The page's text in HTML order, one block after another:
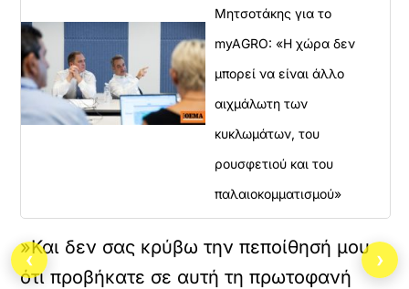
Μητσοτάκης για το
myAGRO: «Η χώρα δεν
μπορεί να είναι άλλο
αιχμάλωτη των
κυκλωμάτων, του
ρουσφετιού και του
παλαιοκομματισμού»
»Και δεν σας κρύβω την πεποίθησή μου
ότι προβήκατε σε αυτή τη πρωτοφανή
‹ ›